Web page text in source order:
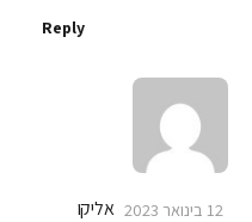
Reply
אליקו 12 בינואר 2023